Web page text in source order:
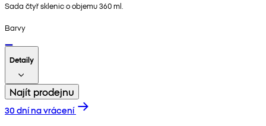
Sada čtyř sklenic o objemu 360 ml.
Barvy
Detaily
Najít prodejnu
30 dní na vrácení